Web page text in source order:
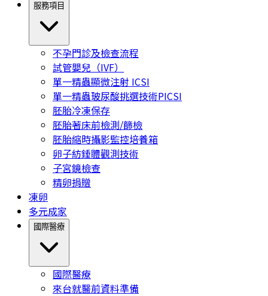
服務項目
不孕門診及檢查流程
試管嬰兒（IVF）
單一精蟲顯微注射 ICSI
單一精蟲玻尿酸挑選技術PICSI
胚胎冷凍保存
胚胎著床前檢測/篩檢
胚胎縮時攝影監控培養箱
卵子紡錘體觀測技術
子宮鏡檢查
精卵捐贈
凍卵
多元成家
國際醫療
國際醫療
來台就醫前資料準備